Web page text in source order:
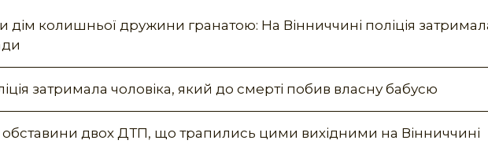
дім колишньої дружини гранатою: На Вінниччині поліція
затримала чоловіка, який до смерті побив власну бабусю
обставини двох ДТП, що трапились цими вихідними на Вінниччині